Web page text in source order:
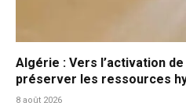
Algérie : Vers l’activation
préserver les ressources
8 août 2026